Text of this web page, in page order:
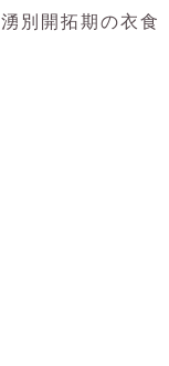
別開拓期の衣食